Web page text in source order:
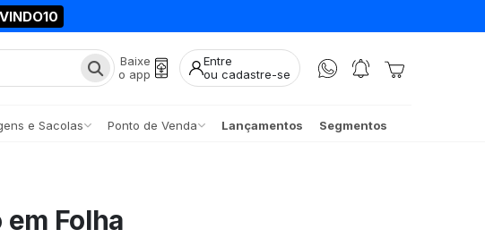
Baixe
o app
Entre
ou cadastre-se
e Sacolas Ponto de Venda Lançamentos Segmentos
Folha